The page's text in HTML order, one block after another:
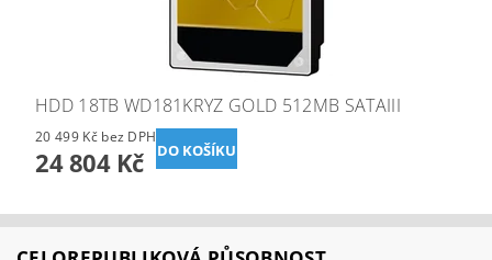
HDD 18TB WD181KRYZ GOLD 512MB SATAIII
20 499 Kč bez DPH
24 804 Kč